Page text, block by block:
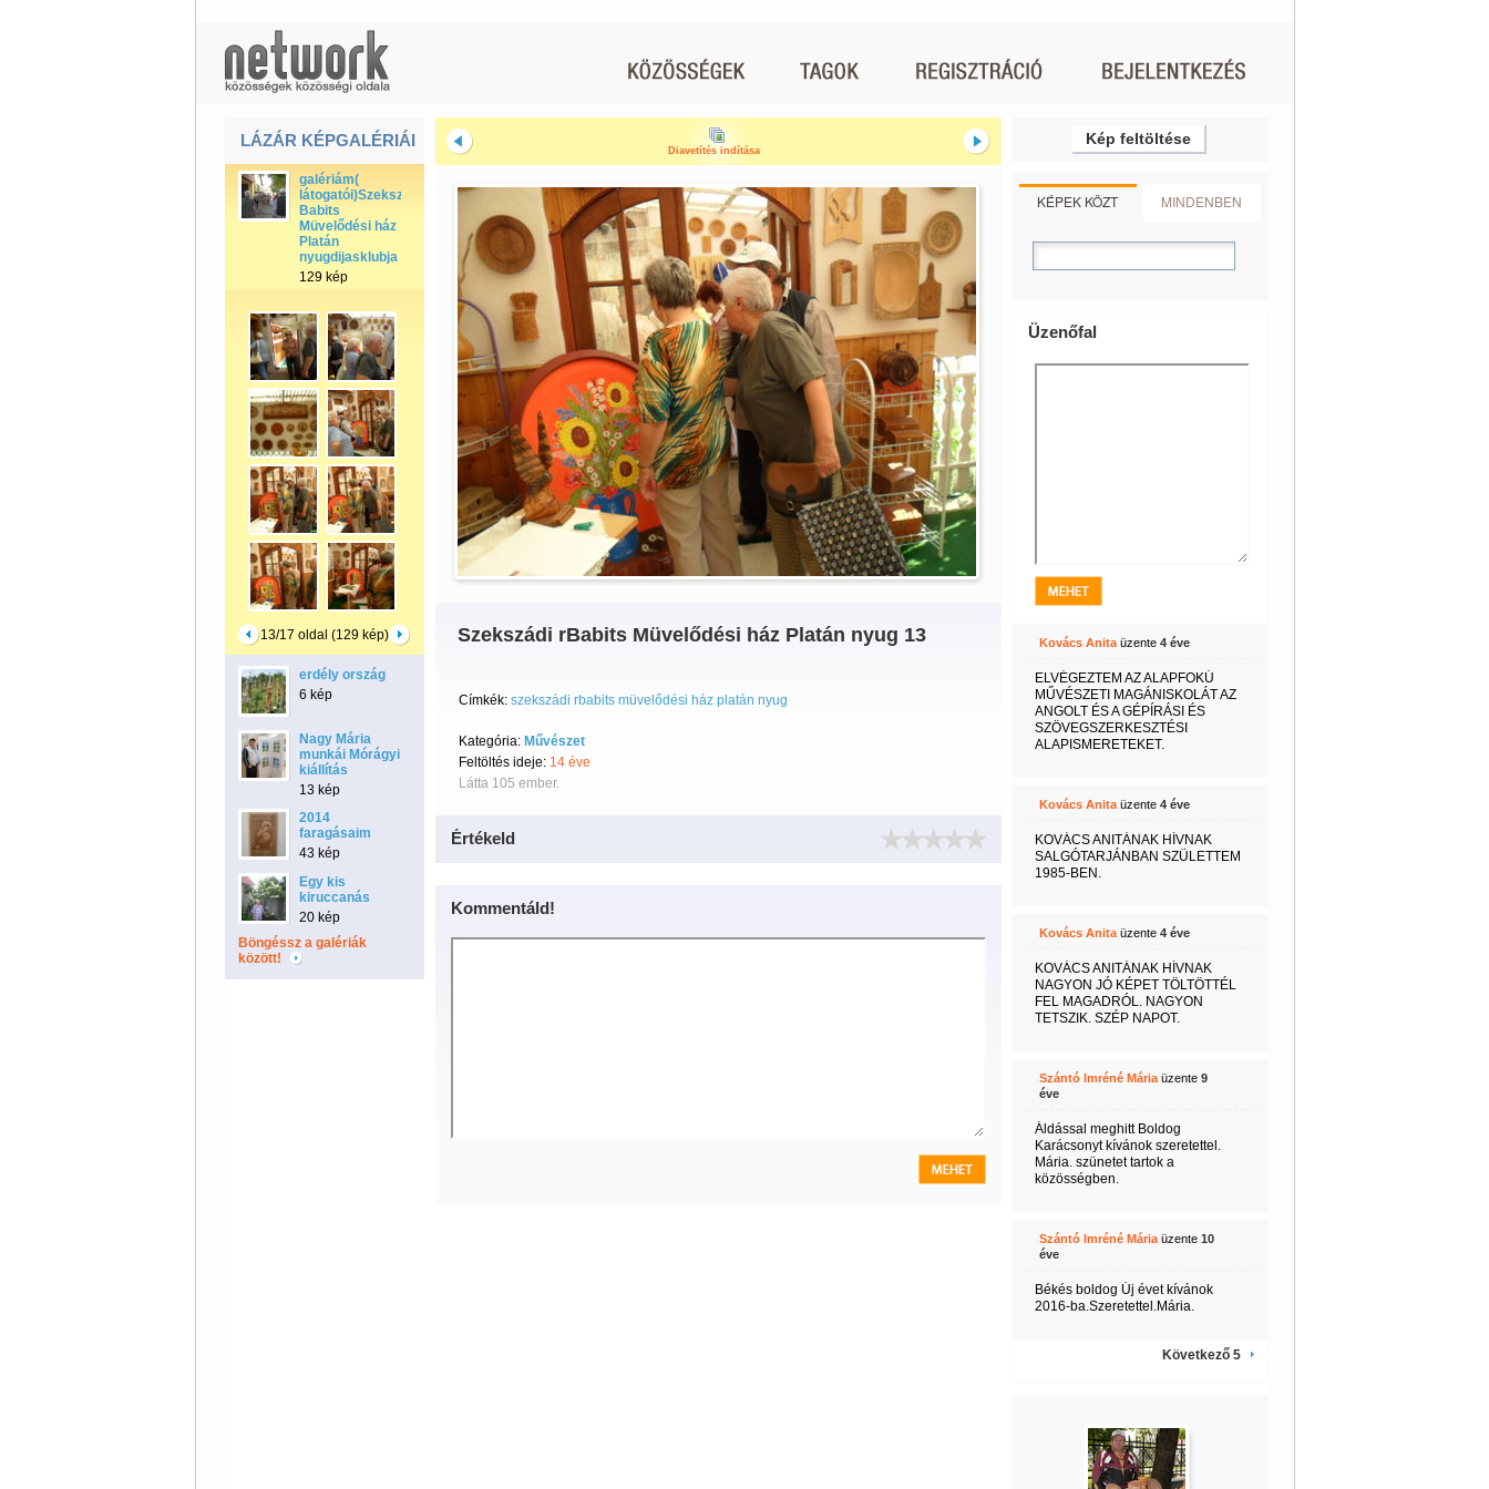
LÁZÁR KÉPGALÉRIÁI
galériám(
látogatói)Szekszárdi
Babits
Müvelődési ház
Platán
nyugdijasklubja
129 kép
13/17 oldal (129 kép)
erdély ország
6 kép
Nagy Mária
munkái Mórágyi
kiállítás
13 kép
2014
faragásaim
43 kép
Egy kis
kiruccanás
20 kép
Böngéssz a galériák
között!
Diavetítés indítása
Szekszádi rBabits Müvelődési ház Platán nyug 13
Címkék: szekszádi rbabits müvelődési ház platán nyug
Kategória: Művészet
Feltöltés ideje: 14 éve
Látta 105 ember.
Értékeld
Kommentáld!
Kép feltöltése
KÉPEK KÖZT MINDENBEN
Üzenőfal
Kovács Anitaüzente 4 éve
ELVÉGEZTEM AZ ALAPFOKÚ
MŰVÉSZETI MAGÁNISKOLÁT AZ
ANGOLT ÉS A GÉPÍRÁSI ÉS
SZÖVEGSZERKESZTÉSI
ALAPISMERETEKET.
Kovács Anitaüzente 4 éve
KOVÁCS ANITÁNAK HÍVNAK
SALGÓTARJÁNBAN SZÜLETTEM
1985-BEN.
Kovács Anitaüzente 4 éve
KOVÁCS ANITÁNAK HÍVNAK
NAGYON JÓ KÉPET TÖLTÖTTÉL
FEL MAGADRÓL. NAGYON
TETSZIK. SZÉP NAPOT.
Szántó Imréné Máriaüzente 9
éve
Áldással meghitt Boldog
Karácsonyt kívánok szeretettel.
Mária. szünetet tartok a
közösségben.
Szántó Imréné Máriaüzente 10
éve
Békés boldog Új évet kívánok
2016-ba.Szeretettel.Mária.
Következő 5